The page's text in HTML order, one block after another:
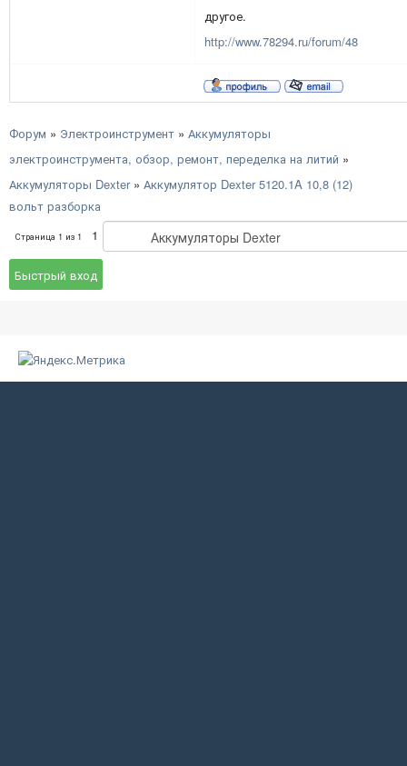
другое.
http://www.78294.ru/forum/48
Форум » Электроинструмент » Аккумуляторы
электроинструмента, обзор, ремонт, переделка на литий »
Аккумуляторы Dexter » Аккумулятор Dexter 5120.1A 10,8 (12)
вольт разборка
Страница 1 из 1 1